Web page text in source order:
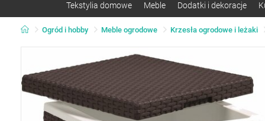
Tekstylia domowe Meble Dodatki i dekoracje
Ogród i hobby Meble ogrodowe Krzesła ogrodowe i leżaki